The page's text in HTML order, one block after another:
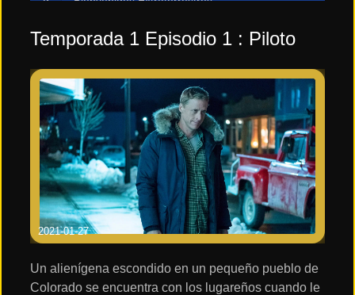
Héroes de la paciencia
Temporada 1 Episodio 1 : Piloto
2021-01-27
Un alienígena escondido en un pequeño pueblo de
Colorado se encuentra con los lugareños cuando le